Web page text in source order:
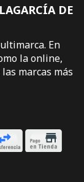
DE
En
la online,
marcas más